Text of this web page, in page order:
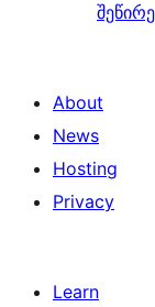
About
News
Hosting
Privacy
Learn